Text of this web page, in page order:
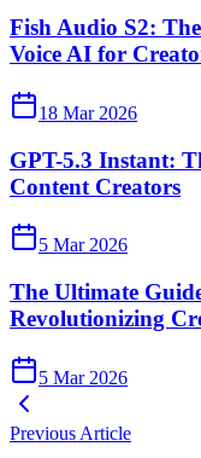
Fish Audio S2:
Voice AI for
18 Mar 2026
GPT-5.3 Instant:
Content Creators
5 Mar 2026
The Ultimate
Revolutionizing
5 Mar 2026
Previous Article